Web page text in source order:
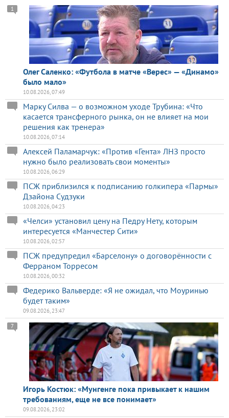
Олег Саленко: «Футбола в матче «Верес» — «Динамо»
было мало»
1
10.08.2026, 07:49
Марку Силва — о возможном уходе Трубина: «Что
касается трансферного рынка, он не влияет на мои
решения как тренера»
10.08.2026, 07:14
Алексей Паламарчук: «Против «Гента» ЛНЗ просто
нужно было реализовать свои моменты»
10.08.2026, 06:29
ПСЖ приблизился к подписанию голкипера «Пармы»
Дзайона Судзуки
10.08.2026, 04:23
«Челси» установил цену на Педру Нету, которым
интересуется «Манчестер Сити»
10.08.2026, 02:57
ПСЖ предупредил «Барселону» о договорённости с
Ферраном Торресом
10.08.2026, 00:32
Федерико Вальверде: «Я не ожидал, что Моуринью
будет таким»
09.08.2026, 23:47
Игорь Костюк: «Мунгенге пока привыкает к нашим
требованиям, еще не все понимает»
7
09.08.2026, 23:02